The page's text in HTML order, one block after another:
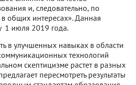
и, следовательно, по
общих интересах». Данная
1 июля 2019 года.
в улучшенных навыках в области
технологий
скептицизме растет в разных
пересмотреть результаты